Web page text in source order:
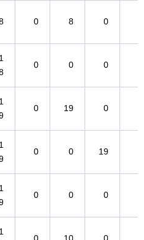
0 8 0
1
0 0 0
1
0 19 0
1
0 0 19
1
0 0 0
1
0 10 0